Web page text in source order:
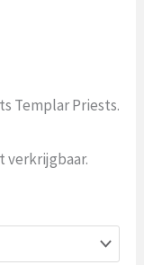
Templar Priests.
verkrijgbaar.